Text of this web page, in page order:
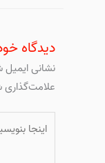
دیدگاه‌
نشانی
علامت‌گذاری
بنویسید…